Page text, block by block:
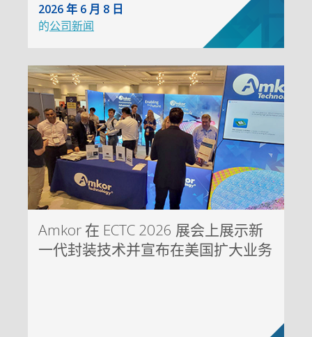
2026 年 6 月 8 日
的公司新闻
Amkor 在 ECTC 2026 展会上展示新
一代封装技术并宣布在美国扩大业务